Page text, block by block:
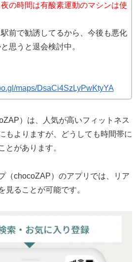
の時間は有酸素運動のマシンは使
前で勧誘してるから、今後も悪化
思うと退会検討中。
maps/DsaCi4SzLyPwKtyYA
）は、人気が高いフィットネス
もよりますが、どうしても時間帯に
とがあります。
（chocoZAP）のアプリでは、リア
見ることが可能です。